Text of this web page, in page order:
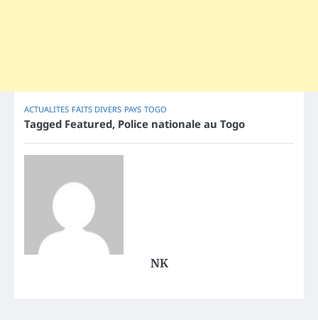
ACTUALITES FAITS DIVERS PAYS TOGO
Tagged Featured, Police nationale au Togo
NK